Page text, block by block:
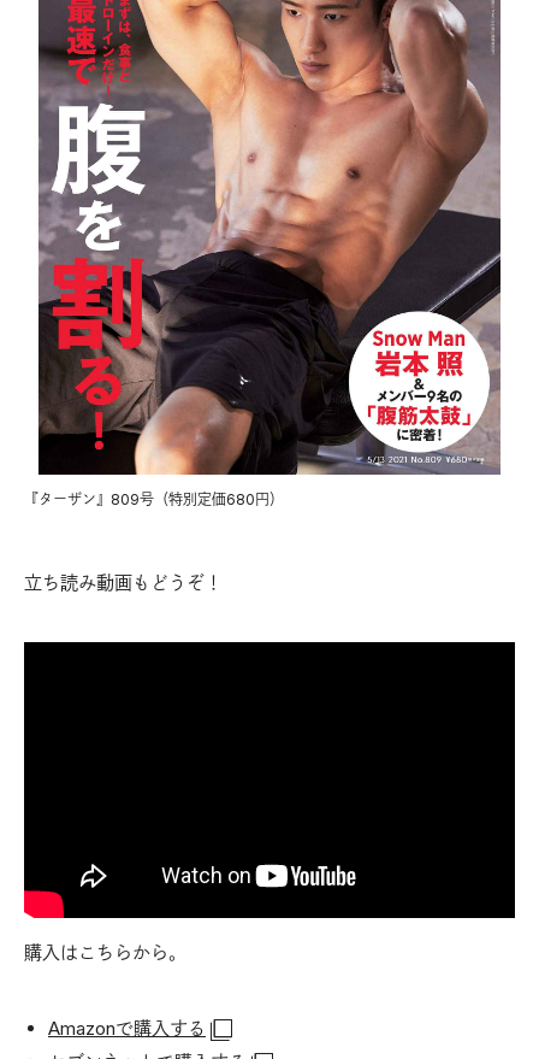
『ターザン』809号（特別定価680円）
立ち読み動画もどうぞ！
購入はこちらから。
Amazonで購入する